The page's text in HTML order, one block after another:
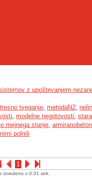
1
z upoštevanjem
tveganje, metodaN2,
, modelne negotovosti,
mejnega stanje,
polnili
izvedeno v 0.01 sek.